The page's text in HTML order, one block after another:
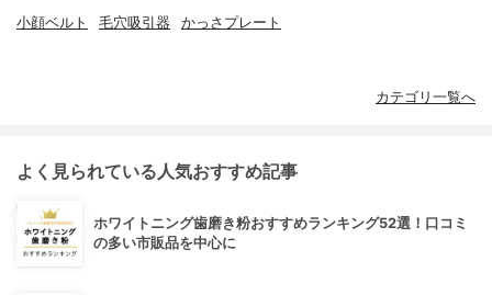
小顔ベルト 毛穴吸引器 かっさプレート
カテゴリ一覧へ
よく見られている人気おすすめ記事
ホワイトニング歯磨き粉おすすめランキング52選！口コミ
の多い市販品を中心に